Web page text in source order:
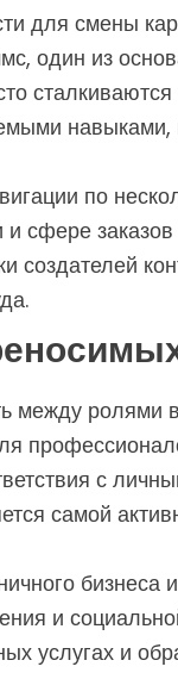
для смены
один из
навыками,
по
сфере
создателей
между ролями
с
самой
и
услугах и